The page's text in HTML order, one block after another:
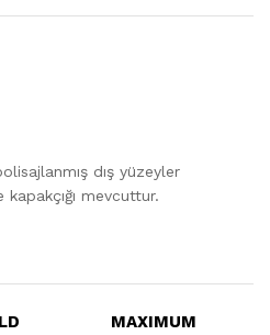
dış yüzeyler
mevcuttur.
MAXIMUM